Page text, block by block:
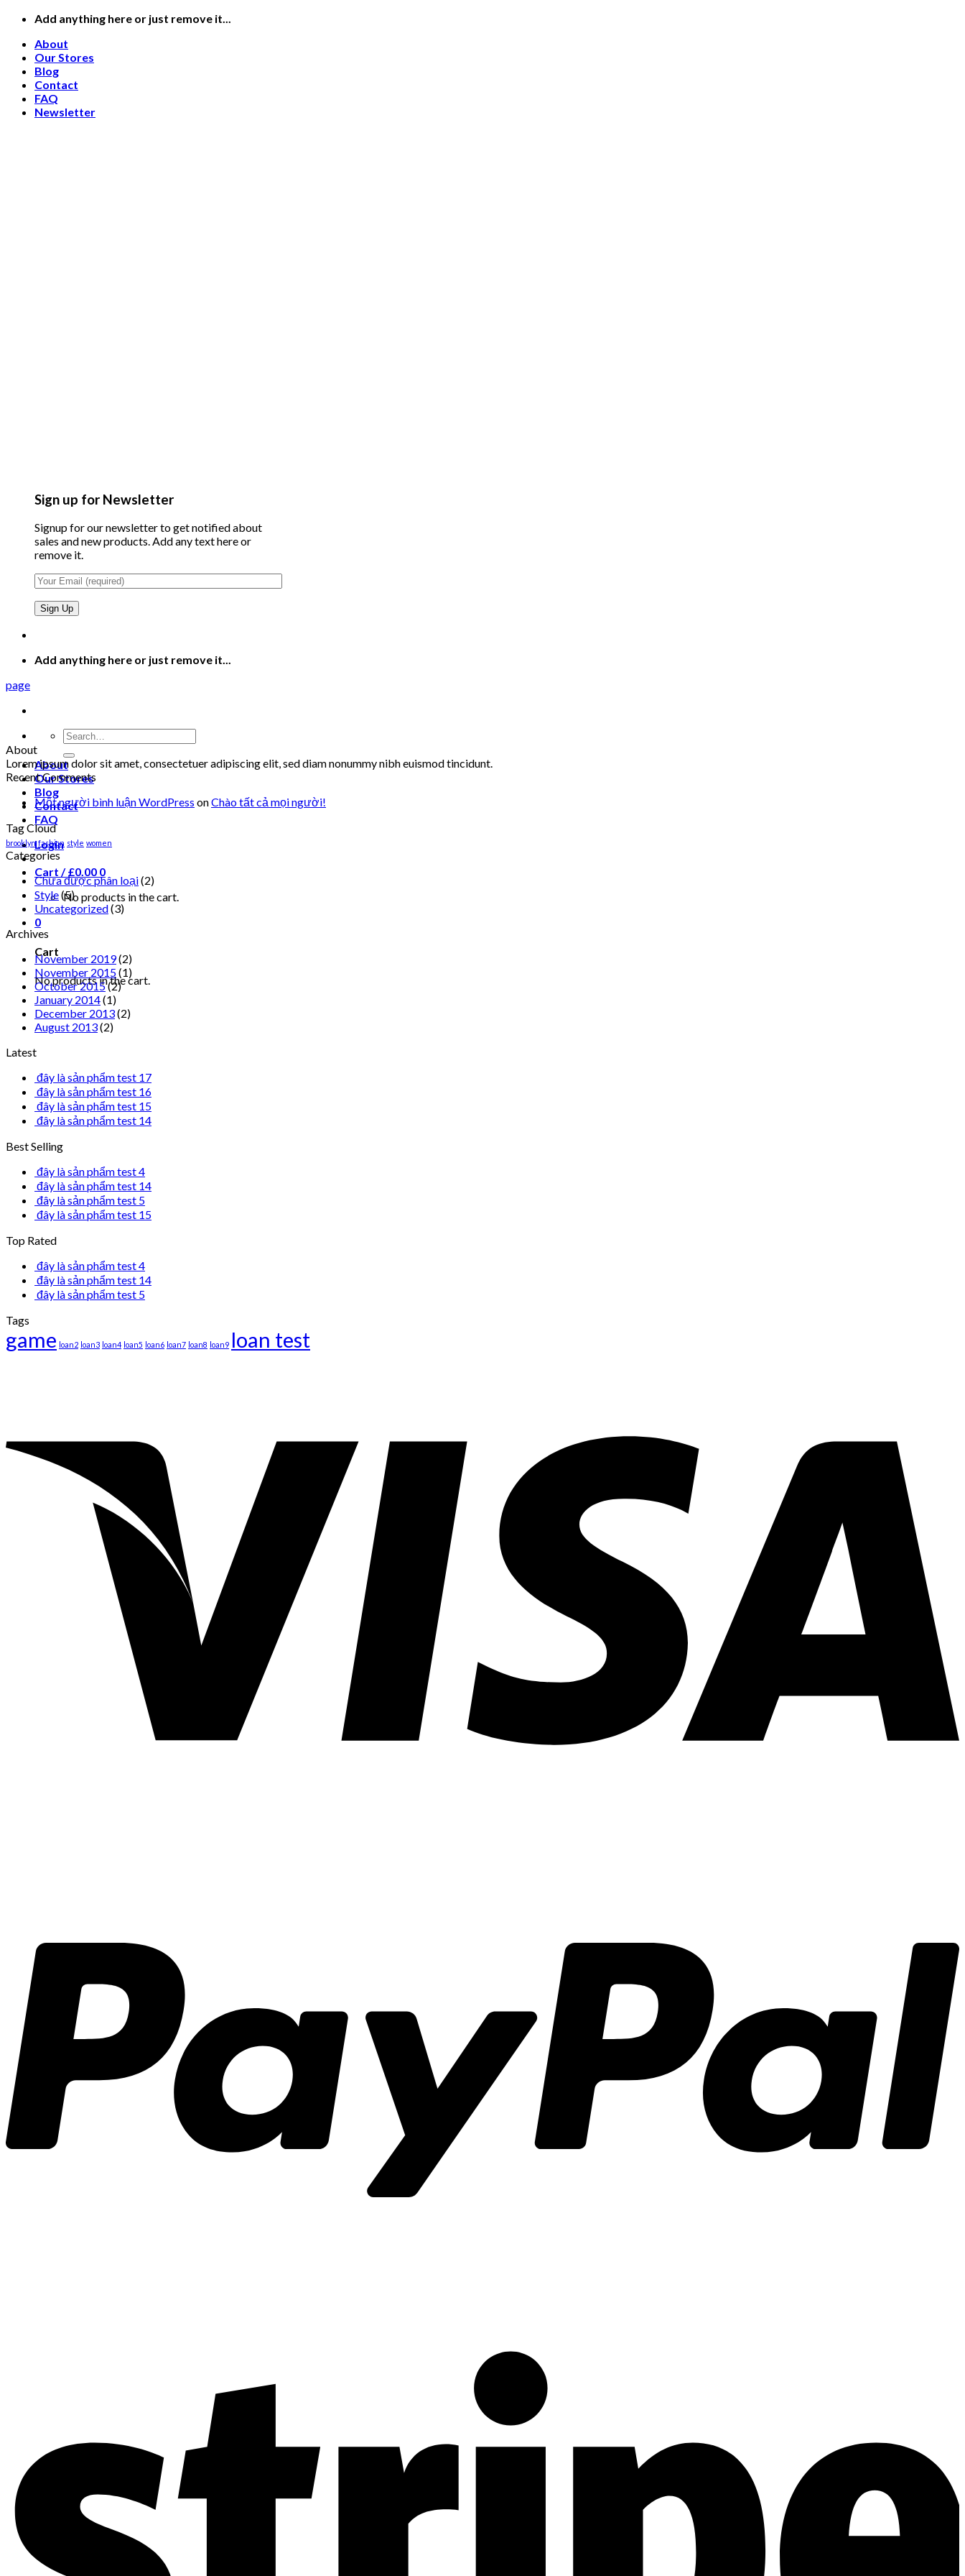
Skip
content
Add anything here or just remove it...
About
Our Stores
Blog
Contact
FAQ
Newsletter
Sign up for Newsletter
Signup for our newsletter to get notified about
sales and new products. Add any text here or
remove it.
Add anything here or just remove it...
page
Search
for:
About
Our Stores
Blog
Contact
FAQ
Login
Cart /£0.00 0
No products in the cart.
0
Cart
No products in the cart.
About
Lorem ipsum dolor sit amet, consectetuer adipiscing elit, sed diam nonummy nibh euismod tincidunt.
Recent Comments
Một người bình luận WordPress onChào tất cả mọi người!
Tag Cloud
brooklyn fashion style women
Categories
Chưa được phân loại(2)
Style(5)
Uncategorized(3)
Archives
November 2019(2)
November 2015(1)
October 2015(2)
January 2014(1)
December 2013(2)
August 2013(2)
Latest
đây là sản phẩm test 17
đây là sản phẩm test 16
đây là sản phẩm test 15
đây là sản phẩm test 14
Best Selling
đây là sản phẩm test 4
đây là sản phẩm test 14
đây là sản phẩm test 5
đây là sản phẩm test 15
Top Rated
đây là sản phẩm test 4
đây là sản phẩm test 14
đây là sản phẩm test 5
Tags
game loan2 loan3 loan4 loan5 loan6 loan7 loan8 loan9 loan test